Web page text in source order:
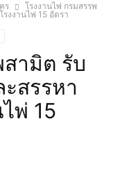
ร
โรงงานไพ่ กรมสรรพ
งงานไพ่ 15 อัตรา
สามิต รับ
สรรหา
พ่ 15